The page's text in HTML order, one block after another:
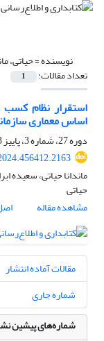
نویسنده =حیاتی،
تعداد مقالات: 1
استقرار نظام
اساس معماری
دوره 27، شماره 3، پاییز 1403، صفحه
ماندانا حیاتی، سعیده
حیاتی
مشاهده مقاله
مقالات آماده انتشار
شماره جاری
شماره‌های پیشین